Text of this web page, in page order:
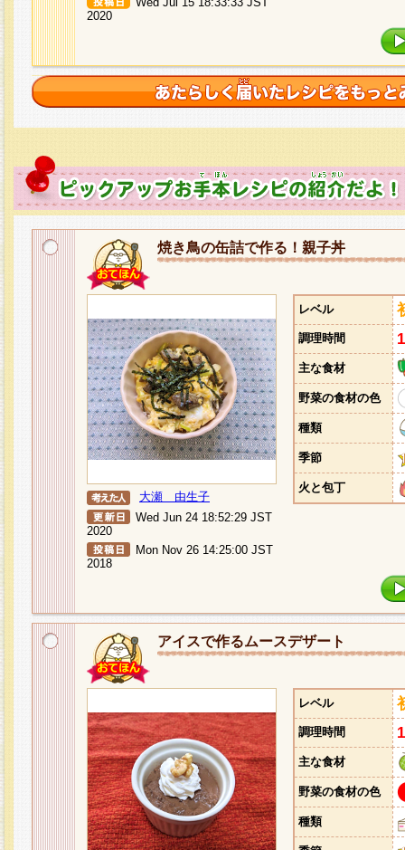
2020
焼き鳥の缶詰で作る！親子丼
大瀬 由生子
Wed Jun 24 18:52:29 JST
2020
Mon Nov 26 14:25:00 JST
2018
レベル
調理時間
主な食材
野菜の食材の色
種類
季節
火と包丁
アイスで作るムースデザート
レベル
調理時間
主な食材
野菜の食材の色
種類